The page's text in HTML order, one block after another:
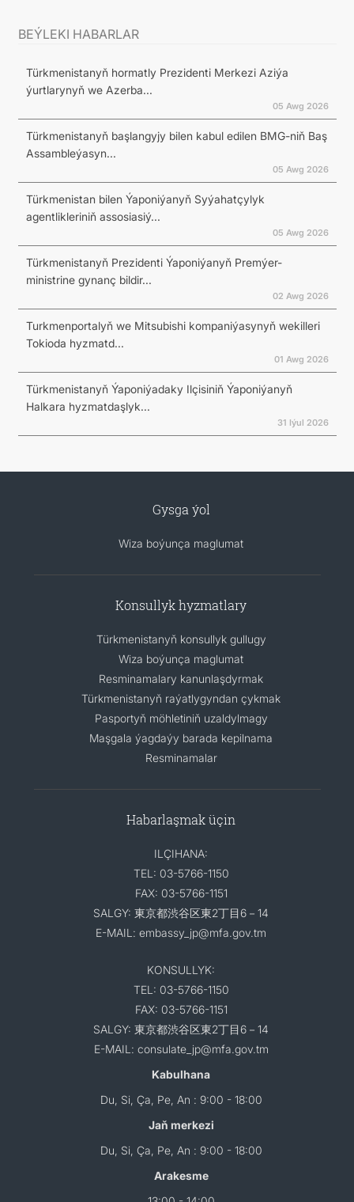
BEÝLEKI HABARLAR
Türkmenistanyň hormatly Prezidenti Merkezi Aziýa
ýurtlarynyň we Azerba...
05 Awg 2026
Türkmenistanyň başlangyjy bilen kabul edilen BMG-niň Baş
Assambleýasyn...
05 Awg 2026
Türkmenistan bilen Ýaponiýanyň Syýahatçylyk
agentlikleriniň assosiasiý...
05 Awg 2026
Türkmenistanyň Prezidenti Ýaponiýanyň Premýer-
ministrine gynanç bildir...
02 Awg 2026
Turkmenportalyň we Mitsubishi kompaniýasynyň wekilleri
Tokioda hyzmatd...
01 Awg 2026
Türkmenistanyň Ýaponiýadaky Ilçisiniň Ýaponiýanyň
Halkara hyzmatdaşlyk...
31 Iýul 2026
Gysga ýol
Wiza boýunça maglumat
Konsullyk hyzmatlary
Türkmenistanyň konsullyk gullugy
Wiza boýunça maglumat
Resminamalary kanunlaşdyrmak
Türkmenistanyň raýatlygyndan çykmak
Pasportyň möhletiniň uzaldylmagy
Maşgala ýagdaýy barada kepilnama
Resminamalar
Habarlaşmak üçin
ILÇIHANA:
TEL: 03-5766-1150
FAX: 03-5766-1151
SALGY: 東京都渋谷区東2丁目6－14
E-MAIL: embassy_jp@mfa.gov.tm
KONSULLYK:
TEL: 03-5766-1150
FAX: 03-5766-1151
SALGY: 東京都渋谷区東2丁目6－14
E-MAIL: consulate_jp@mfa.gov.tm
Kabulhana
Du, Si, Ça, Pe, An : 9:00 - 18:00
Jaň merkezi
Du, Si, Ça, Pe, An : 9:00 - 18:00
Arakesme